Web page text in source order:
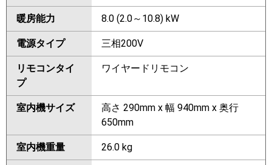
暖房能力 8.0 (2.0～10.8) kW
電源タイプ 三相200V
リモコンタイ
プ
ワイヤードリモコン
室内機サイズ
高さ 290mm x 幅 940mm x 奥行
650mm
室内機重量 26.0 kg